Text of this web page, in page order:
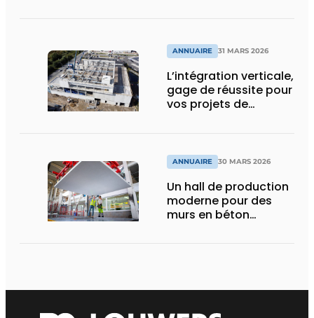
ANNUAIRE 31 MARS 2026
L’intégration verticale,
gage de réussite pour
vos projets de
ANNUAIRE 30 MARS 2026
Un hall de production
moderne pour des
murs en béton